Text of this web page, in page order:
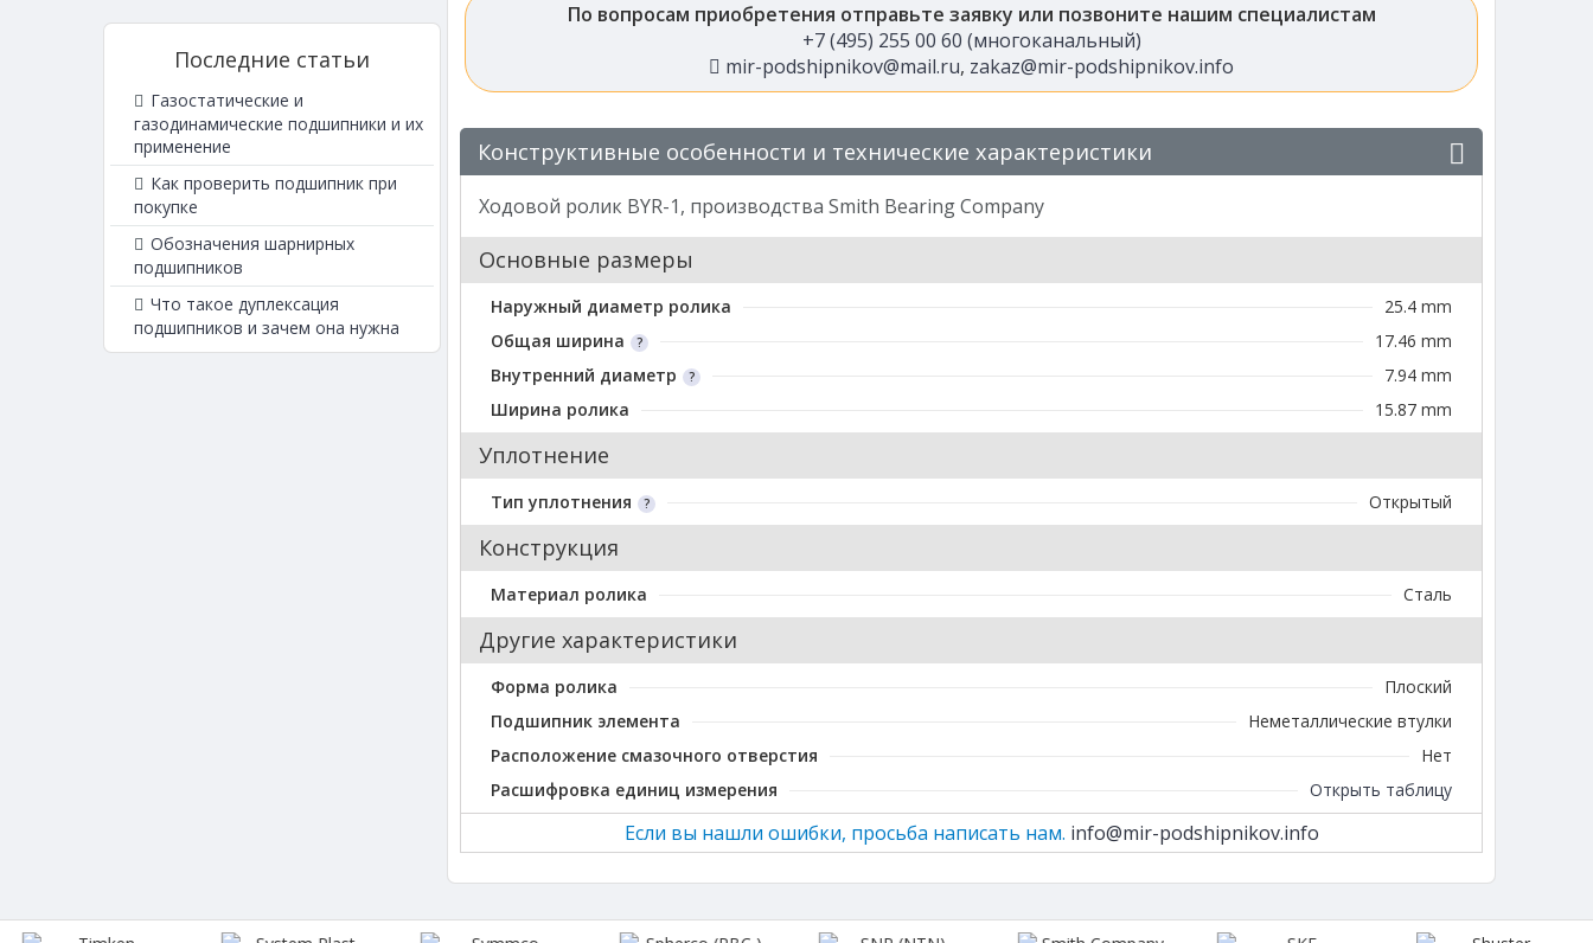
Последние статьи
Газостатические и
газодинамические подшипники и их
применение
Как проверить подшипник при
покупке
Обозначения шарнирных
подшипников
Что такое дуплексация
подшипников и зачем она нужна
По вопросам приобретения отправьте заявку или позвоните нашим специалистам
+7 (495) 255 00 60 (многоканальный)
mir-podshipnikov@mail.ru, zakaz@mir-podshipnikov.info
Конструктивные особенности и технические характеристики
Ходовой ролик BYR-1, производства Smith Bearing Company
Основные размеры
Наружный диаметр ролика
25.4 mm
Общая ширина
17.46 mm
Внутренний диаметр
7.94 mm
Ширина ролика
15.87 mm
Уплотнение
Тип уплотнения Открытый
Конструкция
Материал ролика Сталь
Другие характеристики
Форма ролика
Плоский
Подшипник элемента
Неметаллические втулки
Расположение смазочного отверстия
Нет
Расшифровка единиц измерения
Открыть таблицу
Если вы нашли ошибки, просьба написать нам. info@mir-podshipnikov.info